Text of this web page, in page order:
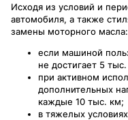
Исходя из условий и
автомобиля, а также
замены моторного масла:
если машиной
не достигает 5
при активном
дополнительных
каждые 10 тыс. км;
в тяжелых